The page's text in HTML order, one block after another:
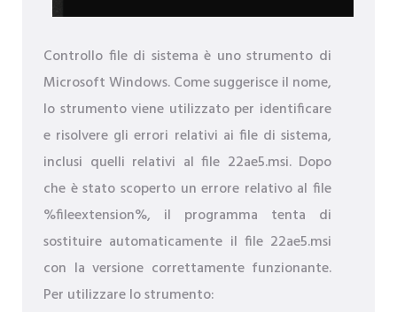
Controllo file di sistema è uno strumento di
Microsoft Windows. Come suggerisce il nome,
lo strumento viene utilizzato per identificare
e risolvere gli errori relativi ai file di sistema,
inclusi quelli relativi al file 22ae5.msi. Dopo
che è stato scoperto un errore relativo al file
%fileextension%, il programma tenta di
sostituire automaticamente il file 22ae5.msi
con la versione correttamente funzionante.
Per utilizzare lo strumento: